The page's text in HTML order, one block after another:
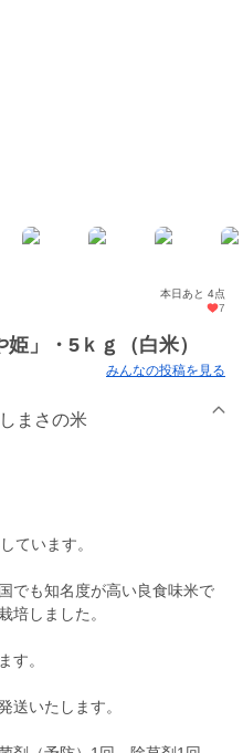
本日あと 4点
7
」・5ｋｇ（白米）
みんなの投稿を見る
まさの米
ています。
でも知名度が高い良食味米で
培しました。
す。
送いたします。